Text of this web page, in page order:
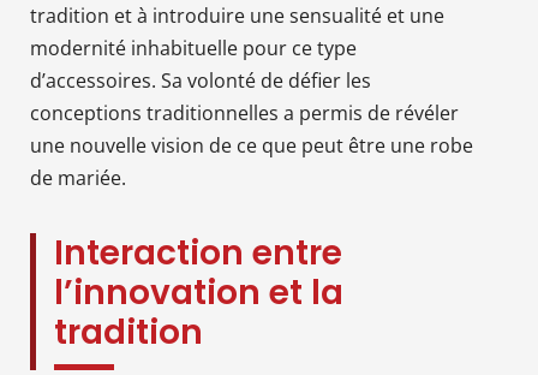
tradition et à introduire une sensualité et une
modernité inhabituelle pour ce type
d’accessoires. Sa volonté de défier les
conceptions traditionnelles a permis de révéler
une nouvelle vision de ce que peut être une robe
de mariée.
Interaction entre
l’innovation et la
tradition